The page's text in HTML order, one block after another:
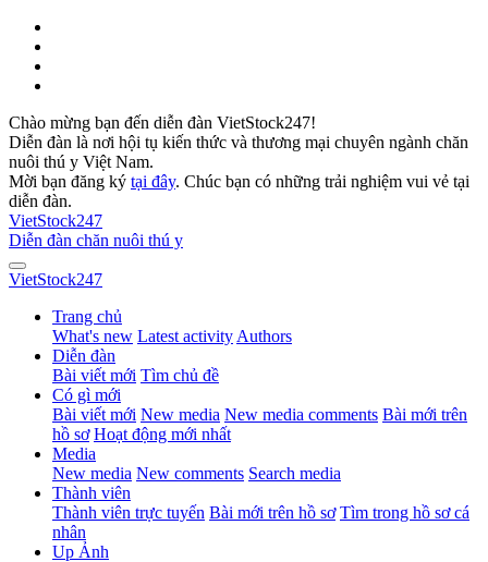
Chào mừng bạn đến diễn đàn VietStock247!
Diễn đàn là nơi hội tụ kiến thức và thương mại chuyên ngành chăn
nuôi thú y Việt Nam.
Mời bạn đăng ký tại đây. Chúc bạn có những trải nghiệm vui vẻ tại
diễn đàn.
VietStock247
Diễn đàn chăn nuôi thú y
VietStock247
Trang chủ
What's new Latest activity Authors
Diễn đàn
Bài viết mới Tìm chủ đề
Có gì mới
Bài viết mới New media New media comments Bài mới trên
hồ sơ Hoạt động mới nhất
Media
New media New comments Search media
Thành viên
Thành viên trực tuyến Bài mới trên hồ sơ Tìm trong hồ sơ cá
nhân
Up Ảnh